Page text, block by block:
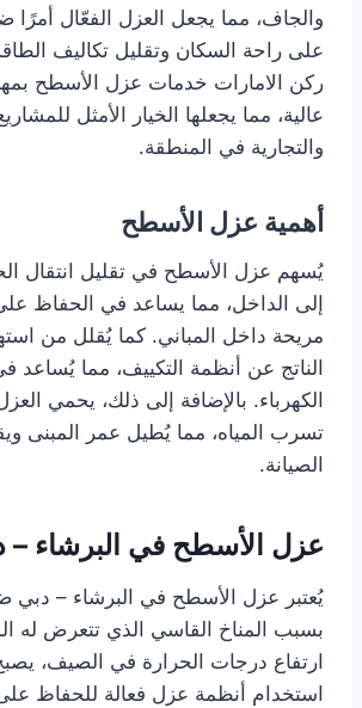
والجاف، مما يجعل العزل الفعّال أمرًا
على راحة السكان وتقليل تكاليف
ركن الامارات خدمات عزل الأسطح
عالية، مما يجعلها الخيار الأمثل
والتجارية في المنطقة.
أهمية عزل الأسطح
يُسهم عزل الأسطح في تقليل انتقال
إلى الداخل، مما يساعد في الحفاظ
مريحة داخل المباني. كما يُقلل من
الناتج عن أنظمة التكييف، مما يُساعد
الكهرباء. بالإضافة إلى ذلك، يحمي
تسرب المياه، مما يُطيل عمر المبنى
الصيانة.
عزل الأسطح في البرشاء –
يُعتبر عزل الأسطح في البرشاء – دبي
بسبب المناخ القاسي الذي تتعرض له
ارتفاع درجات الحرارة في الصيف،
استخدام أنظمة عزل فعالة للحفاظ